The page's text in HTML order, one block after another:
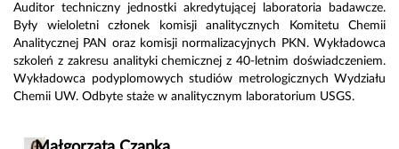
Auditor techniczny jednostki akredytującej laboratoria badawcze.
Były wieloletni członek komisji analitycznych Komitetu Chemii
Analitycznej PAN oraz komisji normalizacyjnych PKN. Wykładowca
szkoleń z zakresu analityki chemicznej z 40-letnim doświadczeniem.
Wykładowca podyplomowych studiów metrologicznych Wydziału
Chemii UW. Odbyte staże w analitycznym laboratorium USGS.